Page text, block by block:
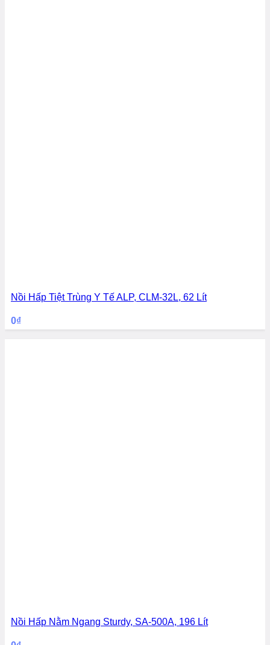
Nồi Hấp Tiệt Trùng Y Tế ALP, CLM-32L, 62 Lít
0₫
Nồi Hấp Nằm Ngang Sturdy, SA-500A, 196 Lít